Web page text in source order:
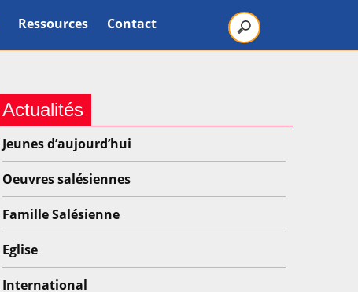
Ressources Contact
Actualités
Jeunes d’aujourd’hui
Oeuvres salésiennes
Famille Salésienne
Eglise
International